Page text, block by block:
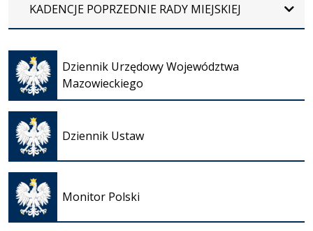
KADENCJE POPRZEDNIE RADY MIEJSKIEJ
Dziennik Urzędowy Województwa
Mazowieckiego
Otwiera
się w
nowej
karcie
Dziennik Ustaw
Otwiera
się w
nowej
karcie
Monitor Polski
Otwiera
się w
nowej
karcie